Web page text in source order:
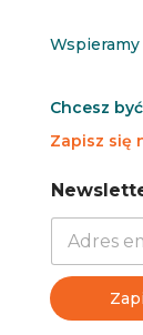
Wspieramy
Chcesz
Zapisz się
N
e
t
N
e
t